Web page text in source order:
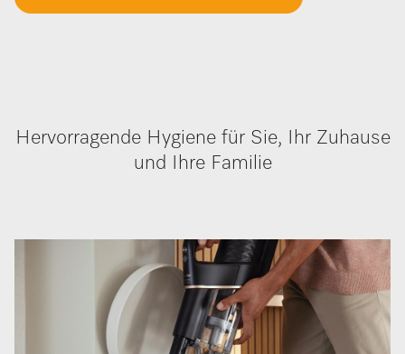
Hervorragende Hygiene für Sie, Ihr Zuhause
und Ihre Familie